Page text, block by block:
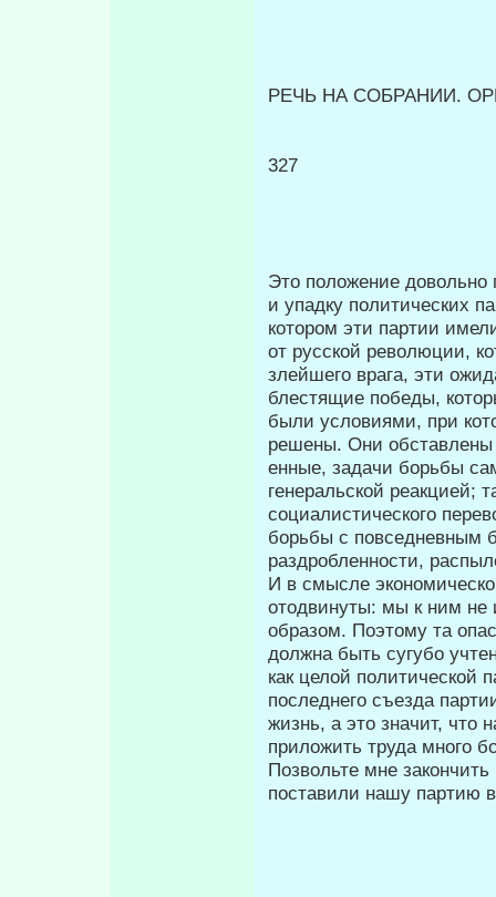
РЕЧЬ НА СОБРАНИИ.
327
Это положение довольно
и упадку политических
котором эти пар­тии
от русской революции,
злейшего врага, эти
блестящие победы,
были условиями, при
решены. Они
енные, задачи борьбы
гене­ральской реакцией;
социалистического
борьбы с повседневным
раздробленности,
И в смысле
отодвинуты: мы к ним не
образом. Поэтому та
должна быть сугубо
как целой
последнего съезда
жизнь, а это значит, что
приложить труда много
Позвольте мне
поставили нашу партию